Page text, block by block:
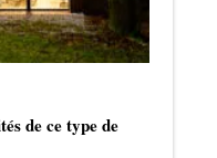
de ce type de